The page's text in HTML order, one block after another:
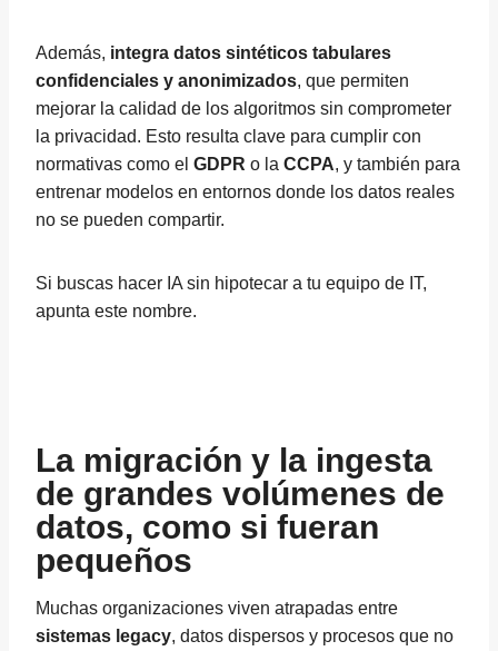
Además, integra datos sintéticos tabulares
confidenciales y anonimizados, que permiten
mejorar la calidad de los algoritmos sin comprometer
la privacidad. Esto resulta clave para cumplir con
normativas como el GDPR o la CCPA, y también para
entrenar modelos en entornos donde los datos reales
no se pueden compartir.
Si buscas hacer IA sin hipotecar a tu equipo de IT,
apunta este nombre.
La migración y la ingesta
de grandes volúmenes de
datos, como si fueran
pequeños
Muchas organizaciones viven atrapadas entre
sistemas legacy, datos dispersos y procesos que no